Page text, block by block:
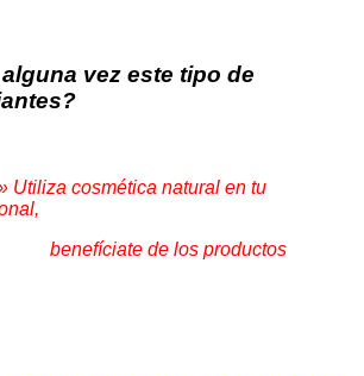
vez este tipo de
Utiliza cosmética natural en tu
de los productos